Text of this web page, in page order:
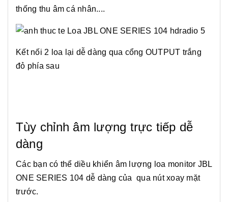
thống thu âm cá nhân....
Kết nối 2 loa lại dễ dàng qua cổng OUTPUT trắng
đỏ phía sau
Tùy chỉnh âm lượng trực tiếp dễ
dàng
Các bạn có thể diều khiển âm lượng loa monitor JBL
ONE SERIES 104 dễ dàng của qua nút xoay mặt
trước.